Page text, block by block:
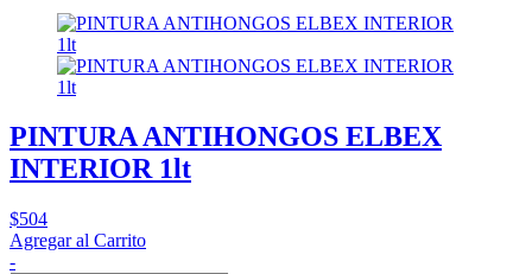
PINTURA ANTIHONGOS ELBEX
INTERIOR 1lt
$504
Agregar al Carrito
-